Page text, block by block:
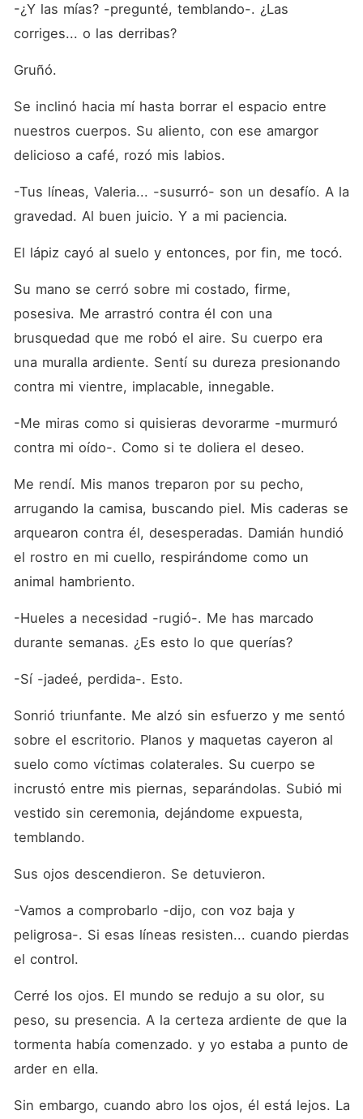
-¿Y las mías? -pregunté, temblando-. ¿Las
corriges... o las derribas?
Gruñó.
Se inclinó hacia mí hasta borrar el espacio entre
nuestros cuerpos. Su aliento, con ese amargor
delicioso a café, rozó mis labios.
-Tus líneas, Valeria... -susurró- son un desafío. A la
gravedad. Al buen juicio. Y a mi paciencia.
El lápiz cayó al suelo y entonces, por fin, me tocó.
Su mano se cerró sobre mi costado, firme,
posesiva. Me arrastró contra él con una
brusquedad que me robó el aire. Su cuerpo era
una muralla ardiente. Sentí su dureza presionando
contra mi vientre, implacable, innegable.
-Me miras como si quisieras devorarme -murmuró
contra mi oído-. Como si te doliera el deseo.
Me rendí. Mis manos treparon por su pecho,
arrugando la camisa, buscando piel. Mis caderas se
arquearon contra él, desesperadas. Damián hundió
el rostro en mi cuello, respirándome como un
animal hambriento.
-Hueles a necesidad -rugió-. Me has marcado
durante semanas. ¿Es esto lo que querías?
-Sí -jadeé, perdida-. Esto.
Sonrió triunfante. Me alzó sin esfuerzo y me sentó
sobre el escritorio. Planos y maquetas cayeron al
suelo como víctimas colaterales. Su cuerpo se
incrustó entre mis piernas, separándolas. Subió mi
vestido sin ceremonia, dejándome expuesta,
temblando.
Sus ojos descendieron. Se detuvieron.
-Vamos a comprobarlo -dijo, con voz baja y
peligrosa-. Si esas líneas resisten... cuando pierdas
el control.
Cerré los ojos. El mundo se redujo a su olor, su
peso, su presencia. A la certeza ardiente de que la
tormenta había comenzado. y yo estaba a punto de
arder en ella.
Sin embargo, cuando abro los ojos, él está lejos. La